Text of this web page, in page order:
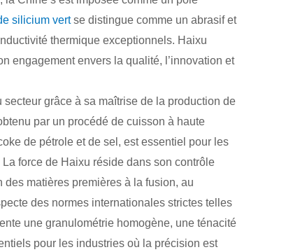
silicium vertse distingue comme un abrasif et
thermique exceptionnels. Haixu
engagement envers la qualité, l’innovation et
grâce à sa maîtrise de la production de
par un procédé de cuisson à haute
de pétrole et de sel, est essentiel pour les
force de Haixu réside dans son contrôle
matières premières à la fusion, au
des normes internationales strictes telles
une granulométrie homogène, une ténacité
pour les industries où la précision est